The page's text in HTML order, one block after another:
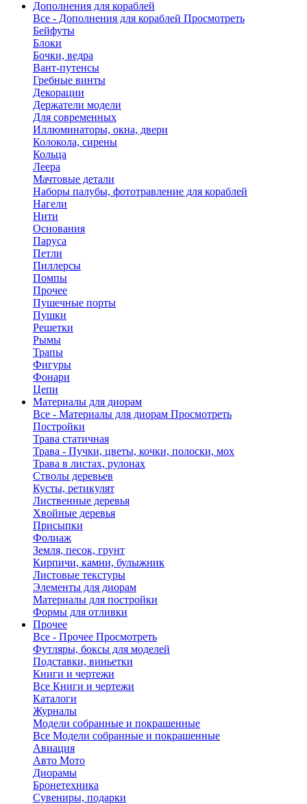
Дополнения для кораблей
Все - Дополнения для кораблей Просмотреть
Бейфуты
Блоки
Бочки, ведра
Вант-путенсы
Гребные винты
Декорации
Держатели модели
Для современных
Иллюминаторы, окна, двери
Колокола, сирены
Кольца
Леера
Мачтовые детали
Наборы палубы, фототравление для кораблей
Нагели
Нити
Основания
Паруса
Петли
Пиллерсы
Помпы
Прочее
Пушечные порты
Пушки
Решетки
Рымы
Трапы
Фигуры
Фонари
Цепи
Материалы для диорам
Все - Материалы для диорам Просмотреть
Постройки
Трава статичная
Трава - Пучки, цветы, кочки, полоски, мох
Трава в листах, рулонах
Стволы деревьев
Кусты, ретикулят
Лиственные деревья
Хвойные деревья
Присыпки
Фолиаж
Земля, песок, грунт
Кирпичи, камни, булыжник
Листовые текстуры
Элементы для диорам
Материалы для постройки
Формы для отливки
Прочее
Все - Прочее Просмотреть
Футляры, боксы для моделей
Подставки, виньетки
Книги и чертежи
Все Книги и чертежи
Каталоги
Журналы
Модели собранные и покрашенные
Все Модели собранные и покрашенные
Авиация
Авто Мото
Диорамы
Бронетехника
Сувениры, подарки